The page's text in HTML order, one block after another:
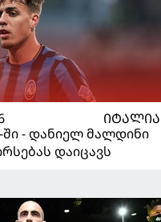
ᲘᲢᲐᲚᲘᲐ
ში - დანიელ მალდინი
დაიცავს